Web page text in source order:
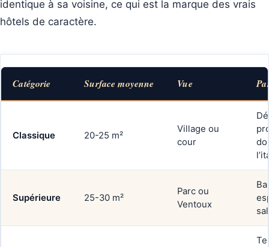
identique à sa voisine, ce qui est la marque des vrais
hôtels de caractère.
Catégorie Surface moyenne Vue
Classique 20-25 m²
Village ou
cour
Supérieure 25-30 m²
Parc ou
Ventoux